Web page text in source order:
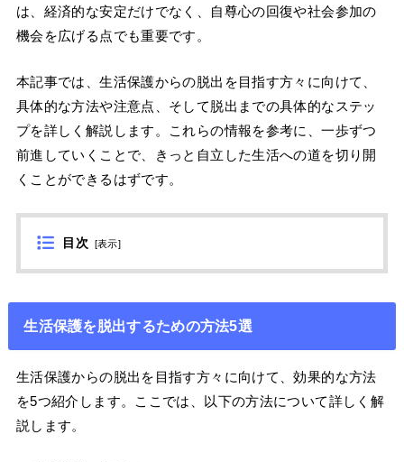
は、経済的な安定だけでなく、自尊心の回復や社会参加の
機会を広げる点でも重要です。
本記事では、生活保護からの脱出を目指す方々に向けて、
具体的な方法や注意点、そして脱出までの具体的なステッ
プを詳しく解説します。これらの情報を参考に、一歩ずつ
前進していくことで、きっと自立した生活への道を切り開
くことができるはずです。
目次 [表示]
生活保護を脱出するための方法5選
生活保護からの脱出を目指す方々に向けて、効果的な方法
を5つ紹介します。ここでは、以下の方法について詳しく解
説します。